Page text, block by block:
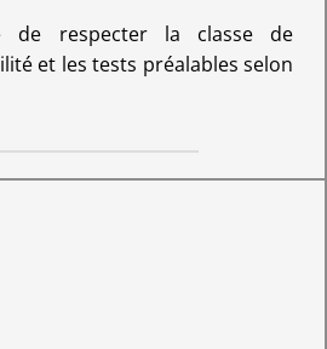
de respecter la classe de
et les tests préalables selon